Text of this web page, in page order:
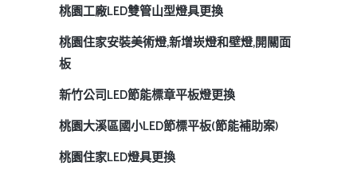
桃園工廠LED雙管山型燈具更換
桃園住家安裝美術燈,新增崁燈和壁燈,開關面
板
新竹公司LED節能標章平板燈更換
桃園大溪區國小LED節標平板(節能補助案)
桃園住家LED燈具更換